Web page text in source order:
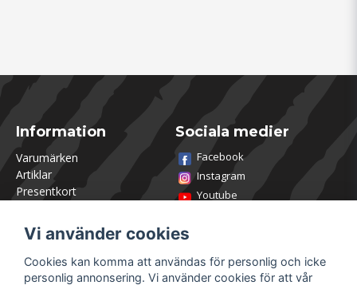
Information
Varumärken
Artiklar
Presentkort
Om Utklasad
Team Utklasad
Recensera och vinn
Öppettider Lagershop
Sociala medier
Facebook
Instagram
Youtube
Vi använder cookies
Cookies kan komma att användas för personlig och icke
personlig annonsering. Vi använder cookies för att vår